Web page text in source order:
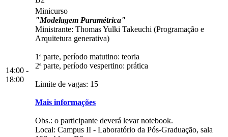
14:00 -
18:00
Minicurso
"Modelagem Paramétrica"
Ministrante: Thomas Yulki Takeuchi (Programação e
Arquitetura generativa)
1ª parte, período matutino: teoria
2ª parte, período vespertino: prática
Limite de vagas: 15
Mais informações
Obs.: o participante deverá levar notebook.
Local: Campus II - Laboratório da Pós-Graduação, sala